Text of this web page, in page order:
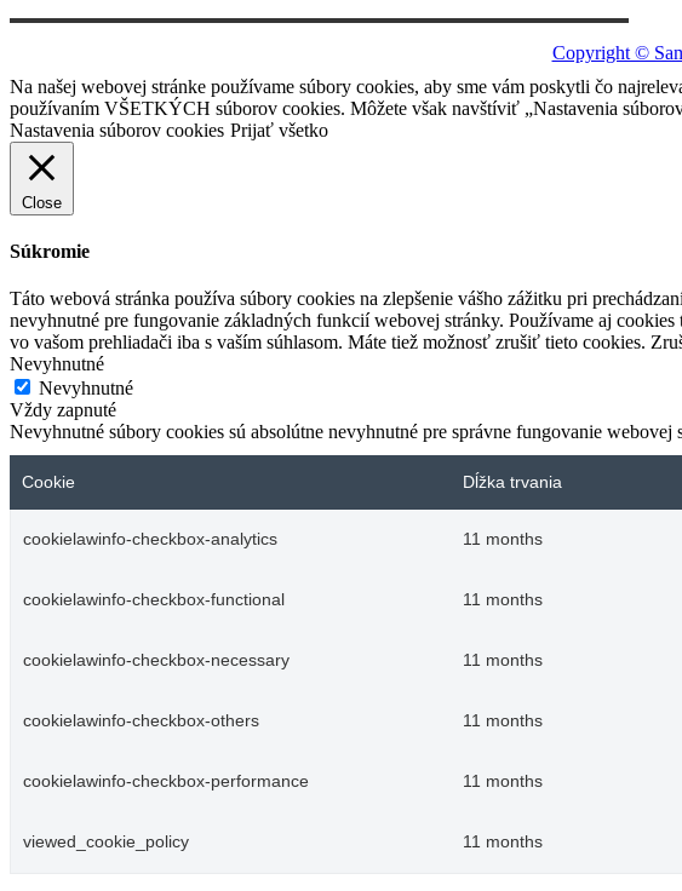
Copyright ©
Na našej webovej stránke používame súbory cookies, aby sme vám poskytli čo
používaním VŠETKÝCH súborov cookies. Môžete však navštíviť „Nastavenia
Nastavenia súborov cookies Prijať všetko
Close
Súkromie
Táto webová stránka používa súbory cookies na zlepšenie vášho zážitku pri
nevyhnutné pre fungovanie základných funkcií webovej stránky. Používame aj
vo vašom prehliadači iba s vaším súhlasom. Máte tiež možnosť zrušiť tieto cookies.
Nevyhnutné
Nevyhnutné
Vždy zapnuté
Nevyhnutné súbory cookies sú absolútne nevyhnutné pre správne fungovanie
Cookie Dĺžka trvania
cookielawinfo-checkbox-analytics 11 months
cookielawinfo-checkbox-functional 11 months
cookielawinfo-checkbox-necessary 11 months
cookielawinfo-checkbox-others 11 months
cookielawinfo-checkbox-performance 11 months
viewed_cookie_policy 11 months